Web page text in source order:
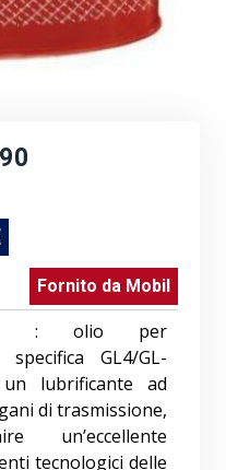
Fornito da Mobil
: olio per
GL4/GL-
lubrificante ad
di trasmissione,
un’eccellente
tecnologici delle